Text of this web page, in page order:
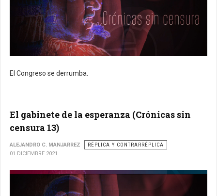
El Congreso se derrumba.
El gabinete de la esperanza (Crónicas sin
censura 13)
ALEJANDRO C. MANJARREZ
RÉPLICA Y CONTRARRÉPLICA
01 DICIEMBRE 2021